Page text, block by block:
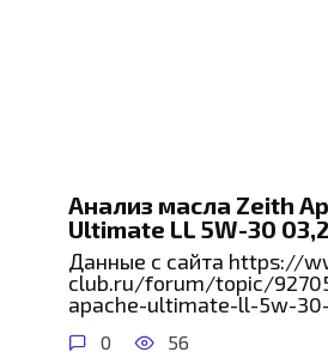
Анализ масла Zeith
Ultimate LL 5W-30
Данные с сайта https://
club.ru/forum/topic/
apache-ultimate-ll-5w-
0 56